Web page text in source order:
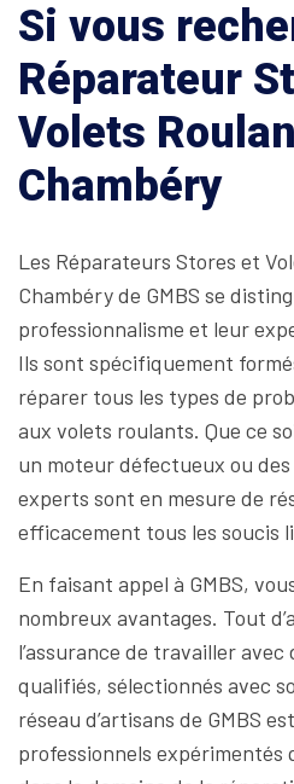
Si vous
Réparateur
Volets
Chambéry
Les Réparateurs Stores et
Chambéry de GMBS se
professionnalisme et leur
Ils sont spécifiquement
réparer tous les types de
aux volets roulants. Que ce
un moteur défectueux ou des
experts sont en mesure de
efficacement tous les soucis
En faisant appel à GMBS,
nombreux avantages. Tout
l’assurance de travailler
qualifiés, sélectionnés avec
réseau d’artisans de GMBS
professionnels